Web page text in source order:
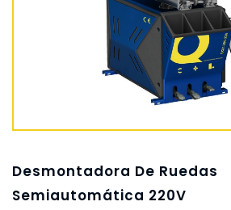
Desmontadora De Ruedas
Semiautomática 220V